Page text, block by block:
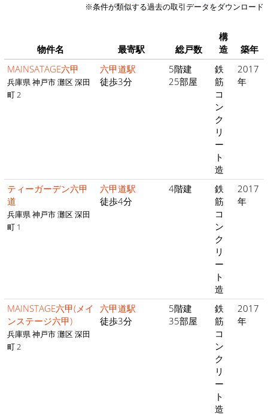
※条件が類似する過去の取引データをダウンロード
物件名 最寄駅 総戸数
構
造
築年
MAINSATAGE六甲
兵庫県 神戸市 灘区 深田
町 2
六甲道駅
徒歩3分
5階建
25部屋
鉄
筋
コ
ン
ク
リ
ー
ト
造
2017
年
ティーガーデン六甲
道
兵庫県 神戸市 灘区 深田
町 1
六甲道駅
徒歩4分
4階建
鉄
筋
コ
ン
ク
リ
ー
ト
造
2017
年
MAINSTAGE六甲(メイ
ンステージ六甲)
兵庫県 神戸市 灘区 深田
町 2
六甲道駅
徒歩3分
5階建
35部屋
鉄
筋
コ
ン
ク
リ
ー
ト
造
2017
年